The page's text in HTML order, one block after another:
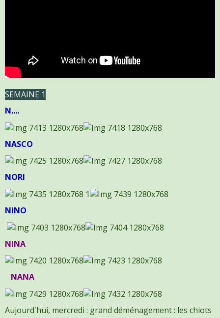
SEMAINE 1
N....
NASCO
NORI
NINO
NINA
NANA
Aujourd'hui, mercredi : grand déménagement : les chiots